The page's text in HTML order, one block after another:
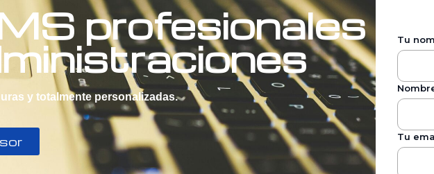
profesionales
y totalmente personalizadas.